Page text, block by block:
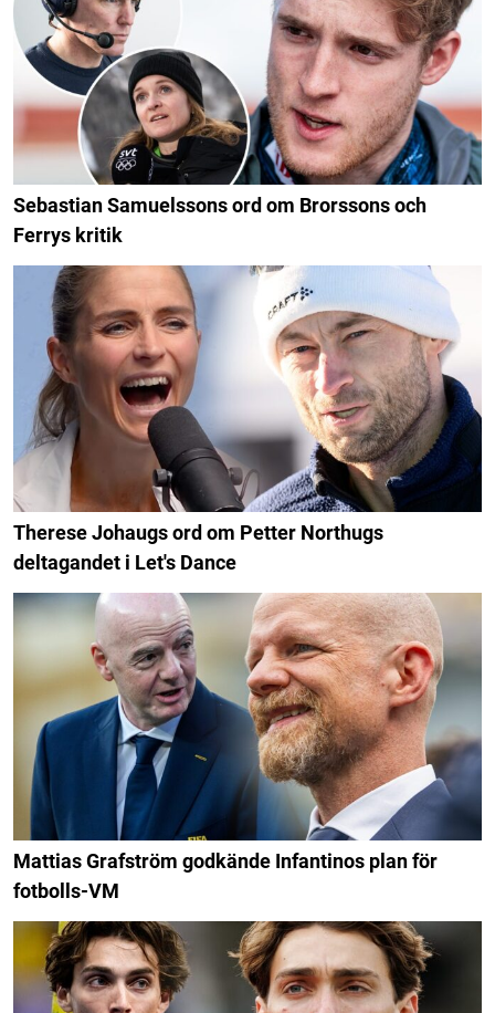
Sebastian Samuelssons ord om Brorssons och
Ferrys kritik
Therese Johaugs ord om Petter Northugs
deltagandet i Let's Dance
Mattias Grafström godkände Infantinos plan för
fotbolls-VM